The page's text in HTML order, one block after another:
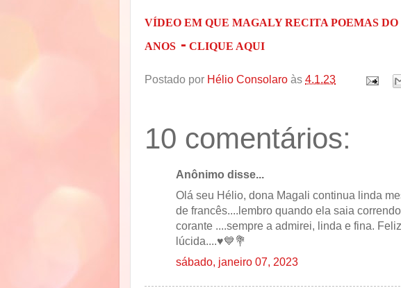
VÍDEO EM QUE MAGALY RECITA POEMAS
ANOS - CLIQUE AQUI
Postado por Hélio Consolaro às 4.1.23
10 comentários:
Anônimo disse...
Olá seu Hélio, dona Magali continua linda
de francês....lembro quando ela saia
corante ....sempre a admirei, linda e fina.
lúcida....♥️💙💐
sábado, janeiro 07, 2023